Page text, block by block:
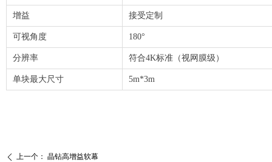
ꄴ 上一个： 晶钻高增益软幕
增益 接受定制
可视角度 180°
分辨率 符合4K标准（视网膜级）
单块最大尺寸 5m*3m